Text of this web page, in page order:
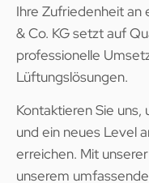
Ihre Zufriedenheit an
& Co. KG setzt auf
professionelle
Lüftungslösungen.
Kontaktieren Sie
und ein neues Level
erreichen. Mit
unserem